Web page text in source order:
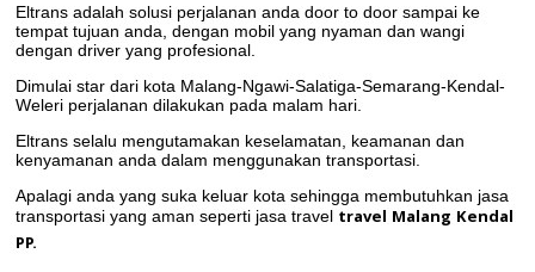
Eltrans adalah solusi perjalanan anda door to door sampai ke
tempat tujuan anda, dengan mobil yang nyaman dan wangi
dengan driver yang profesional.
Dimulai star dari kota Malang-Ngawi-Salatiga-Semarang-Kendal-
Weleri perjalanan dilakukan pada malam hari.
Eltrans selalu mengutamakan keselamatan, keamanan dan
kenyamanan anda dalam menggunakan transportasi.
Apalagi anda yang suka keluar kota sehingga membutuhkan jasa
transportasi yang aman seperti jasa travel travel Malang Kendal
PP.